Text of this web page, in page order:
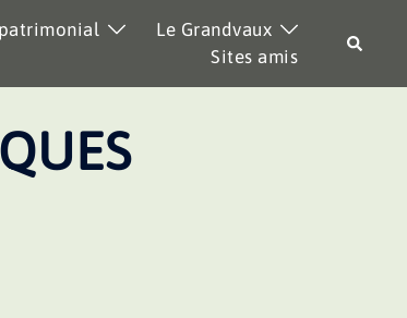
Le Grandvaux
Sites amis